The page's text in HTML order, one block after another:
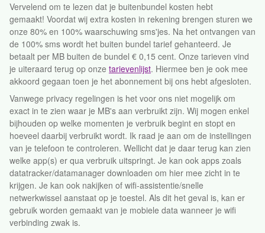
Vervelend om te lezen dat je buitenbundel kosten hebt
gemaakt! Voordat wij extra kosten in rekening brengen sturen we
onze 80% en 100% waarschuwing sms'jes. Na het ontvangen van
de 100% sms wordt het buiten bundel tarief gehanteerd. Je
betaalt per MB buiten de bundel € 0,15 cent. Onze tarieven vind
je uiteraard terug op onze tarievenlijst. Hiermee ben je ook mee
akkoord gegaan toen je het abonnement bij ons hebt afgesloten.
Vanwege privacy regelingen is het voor ons niet mogelijk om
exact in te zien waar je MB's aan verbruikt zijn. Wij mogen enkel
bijhouden op welke momenten je verbruik begint en stopt en
hoeveel daarbij verbruikt wordt. Ik raad je aan om de instellingen
van je telefoon te controleren. Wellicht dat je daar terug kan zien
welke app(s) er qua verbruik uitspringt. Je kan ook apps zoals
datatracker/datamanager downloaden om hier mee zicht in te
krijgen. Je kan ook nakijken of wifi-assistentie/snelle
netwerkwissel aanstaat op je toestel. Als dit het geval is, kan er
gebruik worden gemaakt van je mobiele data wanneer je wifi
verbinding zwak is.